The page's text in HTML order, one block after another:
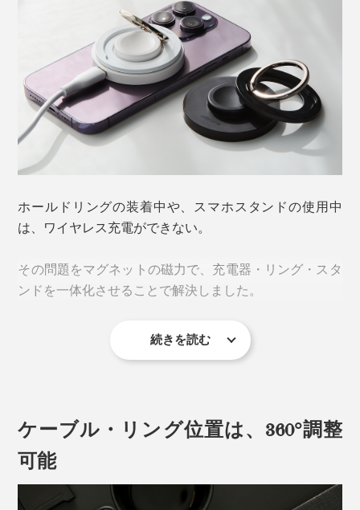
マグネットの磁力とガジェットの可能性を組み合わせ
た、とびきりスマートな「チャージリング」です。
こんなにコンパクトなのに、iPhoneとAppleWatchの同
時充電や、AirPodsまで充電できちゃうスグレモノ。
ホールドリングの装着中や、スマホスタンドの使用中
は、ワイヤレス充電ができない。
その問題をマグネットの磁力で、充電器・リング・スタ
ンドを一体化させることで解決しました。
続きを読む
ケーブル・リング位置は、360°調整
可能